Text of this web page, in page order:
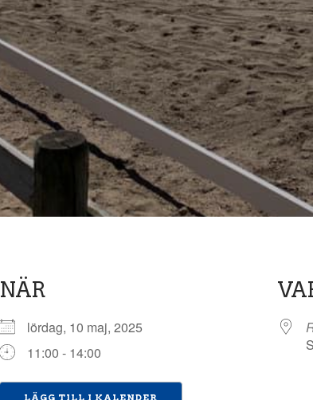
NÄR
lördag, 10 maj, 2025
11:00 - 14:00
LÄGG TILL I KALENDER